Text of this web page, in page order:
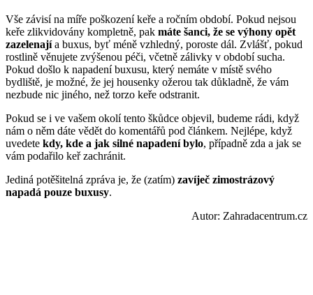
Vše závisí na míře poškození keře a ročním období. Pokud nejsou
keře zlikvidovány kompletně, pak máte šanci, že se výhony opět
zazelenajía buxus, byť méně vzhledný, poroste dál. Zvlášť, pokud
rostlině věnujete zvýšenou péči, včetně zálivky v období sucha.
Pokud došlo k napadení buxusu, který nemáte v místě svého
bydliště, je možné, že jej housenky ožerou tak důkladně, že vám
nezbude nic jiného, než torzo keře odstranit.
Pokud se i ve vašem okolí tento škůdce objevil, budeme rádi, když
nám o něm dáte vědět do komentářů pod článkem. Nejlépe, když
uvedete kdy, kde a jak silné napadení bylo, případně zda a jak se
vám podařilo keř zachránit.
Jediná potěšitelná zpráva je, že (zatím) zavíječ zimostrázový
napadá pouze buxusy.
Autor: Zahradacentrum.cz